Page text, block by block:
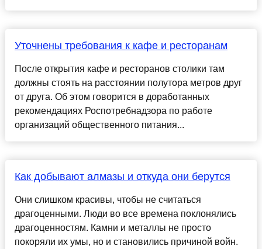
Уточнены требования к кафе и ресторанам
После открытия кафе и ресторанов столики там
должны стоять на расстоянии полутора метров друг
от друга. Об этом говорится в доработанных
рекомендациях Роспотребнадзора по работе
организаций общественного питания...
Как добывают алмазы и откуда они берутся
Они слишком красивы, чтобы не считаться
драгоценными. Люди во все времена поклонялись
драгоценностям. Камни и металлы не просто
покоряли их умы, но и становились причиной войн.